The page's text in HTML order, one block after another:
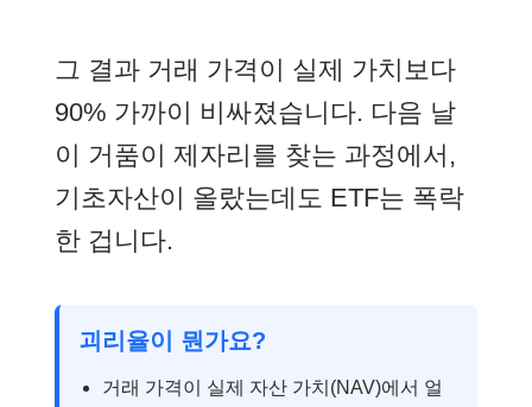
그 결과 거래 가격이 실제 가치보다
90% 가까이 비싸졌습니다. 다음 날
이 거품이 제자리를 찾는 과정에서,
기초자산이 올랐는데도 ETF는 폭락
한 겁니다.
괴리율이 뭔가요?
거래 가격이 실제 자산 가치(NAV)에서 얼